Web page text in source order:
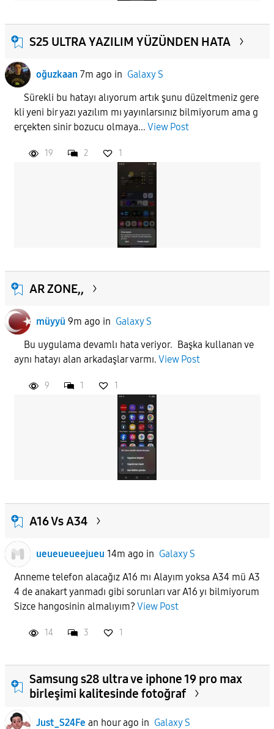
S25 ULTRA YAZILIM YÜZÜNDEN HATA
oğuzkaan 7m ago in Galaxy S
Sürekli bu hatayı alıyorum artık şunu düzeltmeniz gere
kli yeni bir yazı yazılım mı yayınlarsınız bilmiyorum ama g
erçekten sinir bozucu olmaya... View Post
19 2 1
AR ZONE,,
müyyü 9m ago in Galaxy S
Bu uygulama devamlı hata veriyor. Başka kullanan ve
aynı hatayı alan arkadaşlar varmı. View Post
9 1 1
A16 Vs A34
ueueueueejueu 14m ago in Galaxy S
Anneme telefon alacağız A16 mı Alayım yoksa A34 mü A3
4 de anakart yanmadı gibi sorunları var A16 yı bilmiyorum
Sizce hangosinin almalıyım? View Post
14 3 1
Samsung s28 ultra ve iphone 19 pro max
birleşimi kalitesinde fotoğraf
Just_S24Fe an hour ago in Galaxy S